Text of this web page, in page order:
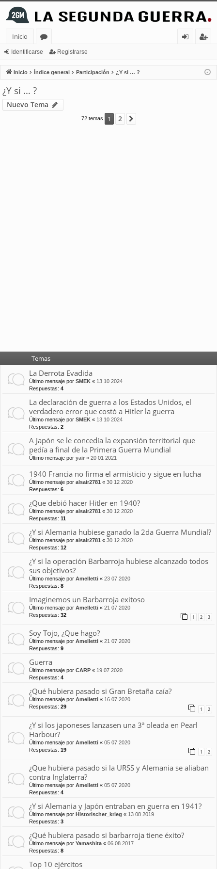
Inicio
or
os
nt
ifi
ist
ra
Identificarse Registrarse
Inicio Índice general Participación ¿Y si … ?
¿Y si … ?
Nuevo Tema
72 temas 1 2
Temas
La Derrota Evadida
Último mensaje por SMEK « 13 10 2024
Respuestas: 4
La declaración de guerra a los Estados Unidos, el
verdadero error que costó a Hitler la guerra
Último mensaje por SMEK « 13 10 2024
Respuestas: 2
A Japón se le concedía la expansión territorial que
pedía a final de la Primera Guerra Mundial
Último mensaje por yair « 20 01 2021
1940 Francia no firma el armisticio y sigue en lucha
Último mensaje por alsair2781 « 30 12 2020
Respuestas: 6
¿Que debió hacer Hitler en 1940?
Último mensaje por alsair2781 « 30 12 2020
Respuestas: 11
¿Y si Alemania hubiese ganado la 2da Guerra Mundial?
Último mensaje por alsair2781 « 30 12 2020
Respuestas: 12
¿Y si la operación Barbarroja hubiese alcanzado todos
sus objetivos?
Último mensaje por Amelletti « 23 07 2020
Respuestas: 8
Imaginemos un Barbarroja exitoso
Último mensaje por Amelletti « 21 07 2020
Respuestas: 32 1 2 3
Soy Tojo, ¿Que hago?
Último mensaje por Amelletti « 21 07 2020
Respuestas: 9
Guerra
Último mensaje por CARP « 19 07 2020
Respuestas: 4
¿Qué hubiera pasado si Gran Bretaña caía?
Último mensaje por Amelletti « 16 07 2020
Respuestas: 29 1 2
¿Y si los japoneses lanzasen una 3ª oleada en Pearl
Harbour?
Último mensaje por Amelletti « 05 07 2020
Respuestas: 19 1 2
¿Que hubiera pasado si la URSS y Alemania se aliaban
contra Inglaterra?
Último mensaje por Amelletti « 05 07 2020
Respuestas: 4
¿Y si Alemania y Japón entraban en guerra en 1941?
Último mensaje por Historischer_krieg « 13 08 2019
Respuestas: 3
¿Qué hubiera pasado si barbarroja tiene éxito?
Último mensaje por Yamashita « 06 08 2017
Respuestas: 8
Top 10 ejércitos